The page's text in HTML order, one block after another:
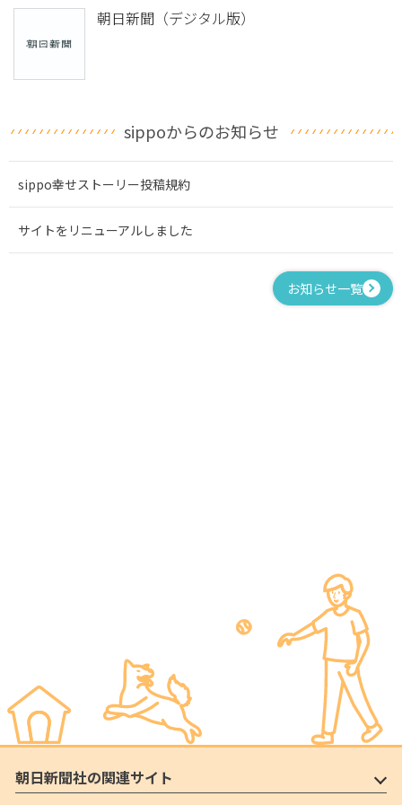
朝日新聞（デジタル版）
sippoからのお知らせ
sippo幸せストーリー投稿規約
サイトをリニューアルしました
お知らせ一覧
朝日新聞社の関連サイト